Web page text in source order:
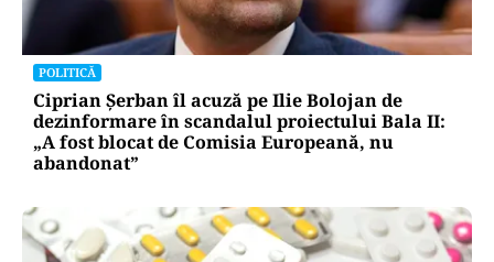
POLITICĂ
Ciprian Șerban îl acuză pe Ilie Bolojan de
dezinformare în scandalul proiectului Bala II:
„A fost blocat de Comisia Europeană, nu
abandonat”